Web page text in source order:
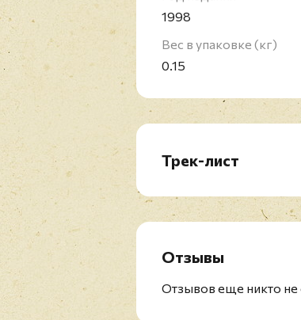
1998
Вес в упаковке (кг)
0.15
Трек-лист
2. Out Of Control (In
3. Out Of Control (In
Отзывы
Отзывов еще никто не